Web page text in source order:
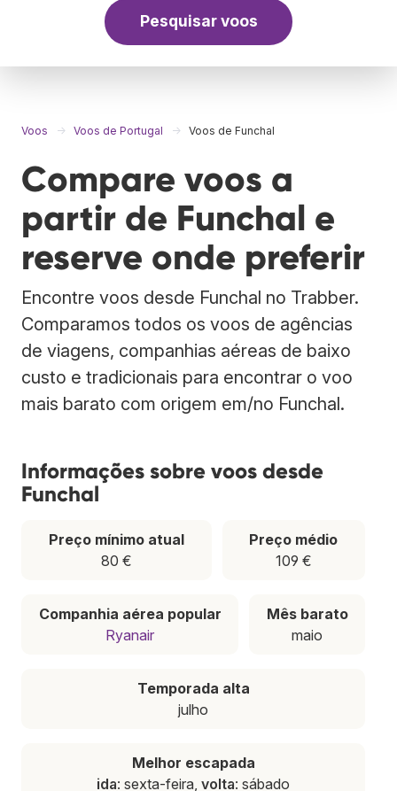
Pesquisar voos
Voos Voos de Portugal Voos de Funchal
Compare voos a
partir de Funchal e
reserve onde preferir
Encontre voos desde Funchal no Trabber.
Comparamos todos os voos de agências
de viagens, companhias aéreas de baixo
custo e tradicionais para encontrar o voo
mais barato com origem em/no Funchal.
Informações sobre voos desde
Funchal
Preço mínimo atual
80 €
Preço médio
109 €
Companhia aérea popular
Ryanair
Mês barato
maio
Temporada alta
julho
Melhor escapada
ida: sexta-feira, volta: sábado